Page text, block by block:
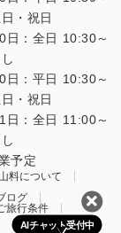
・祝日
日：全日 10:30～
日：平日 10:30～
・祝日
日：全日 11:00～
予定
料について
ログ
旅行条件
AIチャット受付中